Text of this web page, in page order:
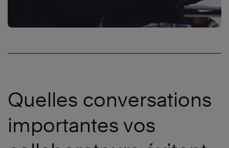
Quelles conversations
importantes vos